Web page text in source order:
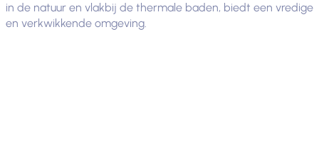
in de natuur en vlakbij de thermale baden, biedt een vredige
en verkwikkende omgeving.